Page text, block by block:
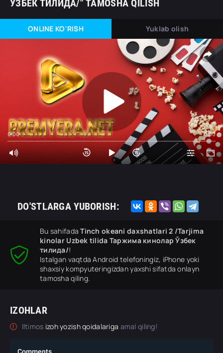
ЎЗБЕК ТИЛИДА/" TAMOSHA QILISH
ONLINE KO'RISH Yuklab olish
0:00 0:00
DO'STLARGA YUBORISH:
Bu sahifadaTinch okeani daxshatlari 2 /Tarjima
kinolar Uzbek tilida Таржима кинолар Ўзбек
тилида/!
Istalgan vaqtda Android telefoningiz, iPhone yoki
shaxsiy kompyuteringizdan yaxshi sifatda onlayn
tamosha qiling.
IZOHLAR
Iltimos izoh yozish qoidalariga amal qiling!